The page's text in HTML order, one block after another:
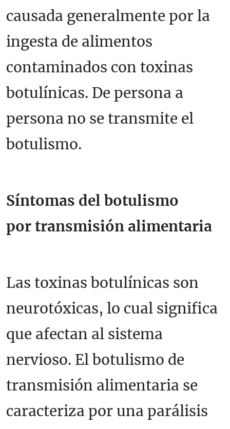
causada generalmente por la
ingesta de alimentos
contaminados con toxinas
botulínicas. De persona a
persona no se transmite el
botulismo.
Síntomas del botulismo
por transmisión alimentaria
Las toxinas botulínicas son
neurotóxicas, lo cual significa
que afectan al sistema
nervioso. El botulismo de
transmisión alimentaria se
caracteriza por una parálisis